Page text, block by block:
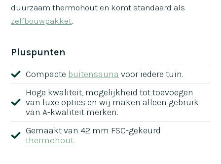
duurzaam thermohout en komt standaard als
zelfbouwpakket
Pluspunten
Compacte buitensauna voor iedere tuin.
Hoge kwaliteit, mogelijkheid tot toevoegen
van luxe opties en wij maken alleen gebruik
van A-kwaliteit merken.
Gemaakt van 42 mm FSC-gekeurd
thermohout.